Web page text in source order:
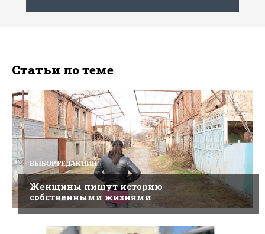
Статьи по теме
ВЫБОР РЕДАКЦИИ
Женщины пишут историю
собственными жизнями